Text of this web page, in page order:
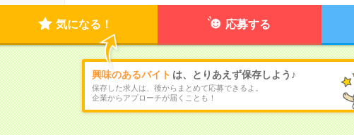
気になる！ 応募する
興味のあるバイト は、とりあえず保存しよう♪
保存した求人は、後からまとめて応募できるよ。
企業からアプローチが届くことも！